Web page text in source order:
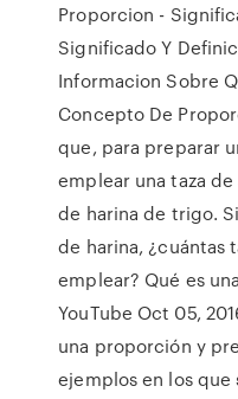
Proporcion -
Significado Y
Informacion Sobre
Concepto De
que, para preparar
emplear una taza
de harina de trigo.
de harina, ¿cuántas
emplear? Qué es
YouTube Oct 05,
una proporción y
ejemplos en los que